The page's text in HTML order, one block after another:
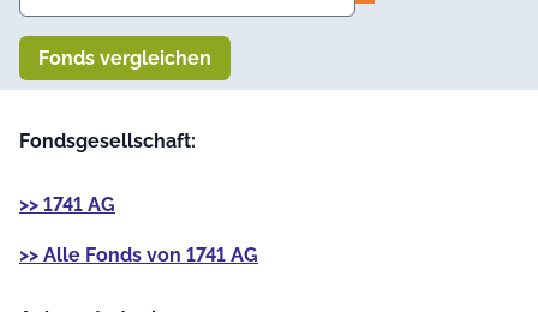
Fonds vergleichen
Fondsgesellschaft:
>> 1741 AG
>> Alle Fonds von 1741 AG